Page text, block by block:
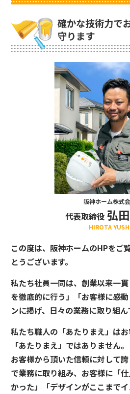
確かな技術力で
守ります
阪神ホーム株式
代表取締役 弘
HIROTA
この度は、阪神ホームのHPをご
とうございます。
私たち社員一同は、創業以来一
を徹底的に行う」「お客様に感
ンに掲げ、日々の業務に取り組ん
私たち職人の「あたりまえ」は
「あたりまえ」ではありません。
お客様から頂いた信頼に対して
で業務に取り組み、お客様に「
かった」「デザインがここまで